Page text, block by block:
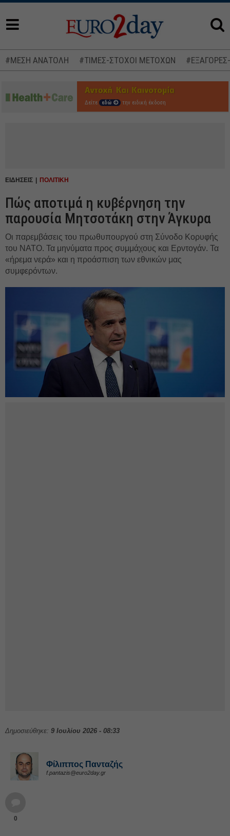
#ΜΕΣΗ ΑΝΑΤΟΛΗ #ΤΙΜΕΣ-ΣΤΟΧΟΙ ΜΕΤΟΧΩΝ
Δείτε εδώ την ειδική έκδοση
ΕΙΔΗΣΕΙΣ ΠΟΛΙΤΙΚΗ
Πώς αποτιμά η κυβέρνηση την
παρουσία Μητσοτάκη στην Άγκυρα
Οι παρεμβάσεις του πρωθυπουργού στη Σύνοδο Κορυφής
του ΝΑΤΟ. Τα μηνύματα προς συμμάχους και Ερντογάν. Τα
«ήρεμα νερά» και η προάσπιση των εθνικών μας
συμφερόντων.
Δημοσιεύθηκε: 9 Ιουλίου 2026 - 08:33
Φίλιππος Πανταζής
f.pantazis@euro2day.gr
0